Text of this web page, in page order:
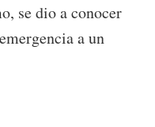
se dio a conocer
a un